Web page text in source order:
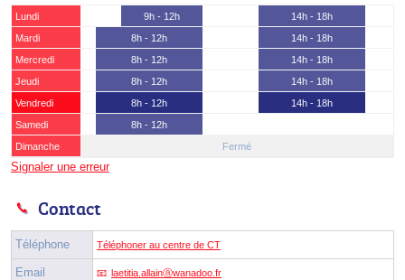
Lundi 9h - 12h
14h - 18h
Mardi
8h - 12h
14h - 18h
Mercredi
8h - 12h
14h - 18h
Jeudi
8h - 12h
14h - 18h
Vendredi
8h - 12h
14h - 18h
Samedi
8h - 12h
Dimanche
Fermé
Signaler une erreur
Contact
Téléphone Téléphoner au centre de CT
Email laetitia.allainⓐwanadoo.fr